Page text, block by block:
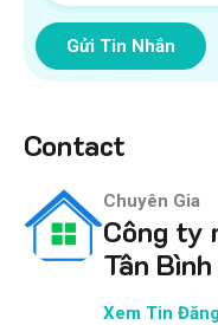
Gửi Tin Nhắn
Contact
Chuyên Gia
Công ty
Tân
Xem Tin